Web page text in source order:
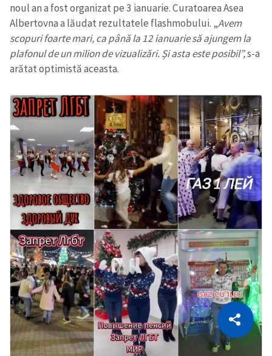
Copiază Link
noul an a fost organizat pe 3 ianuarie. Curatoarea Asea
Albertovna a lăudat rezultatele flashmobului. „Avem
scopuri foarte mari, ca până la 12 ianuarie să ajungem la
plafonul de un milion de vizualizări. Și asta este posibil”,s-a
arătat optimistă aceasta.
Citește articolul
CITEȘTE